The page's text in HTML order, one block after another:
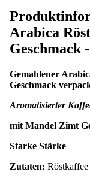
Arabica
Geschmack
Gemahlener
Geschmack
Aromatisierter
mit Mandel Zimt
Starke Stärke
Zutaten: